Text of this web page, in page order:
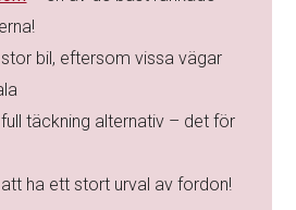
bil, eftersom vissa vägar
täckning alternativ – det för
ha ett stort urval av fordon!